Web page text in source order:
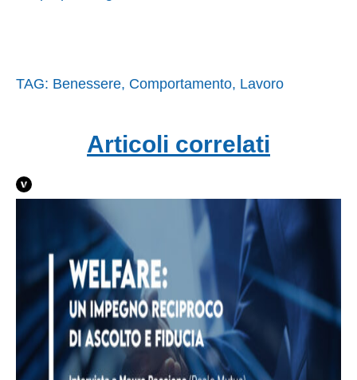
TAG: Benessere, Comportamento, Lavoro
Articoli correlati